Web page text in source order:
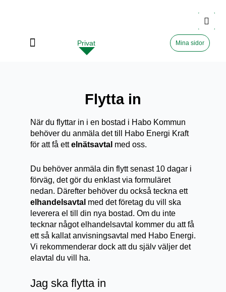
Privat Mina sidor
Flytta in
När du flyttar in i en bostad i Habo Kommun
behöver du anmäla det till Habo Energi Kraft
för att få ettelnätsavtal med oss.
Du behöver anmäla din flytt senast 10 dagar i
förväg, det gör du enklast via formuläret
nedan. Därefter behöver du också teckna ett
elhandelsavtal med det företag du vill ska
leverera el till din nya bostad. Om du inte
tecknar något elhandelsavtal kommer du att få
ett så kallat anvisningsavtal med Habo Energi.
Vi rekommenderar dock att du själv väljer det
elavtal du vill ha.
Jag ska flytta in